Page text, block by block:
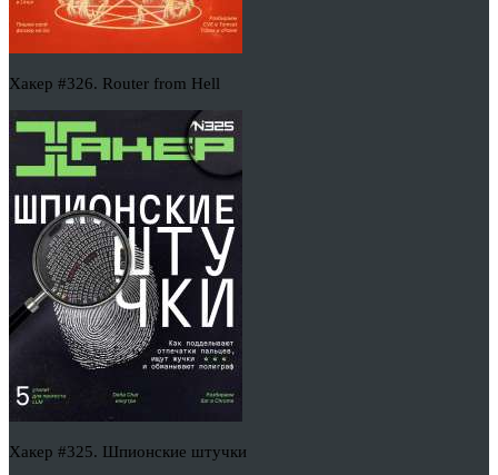
Хакер #326. Router from Hell
Хакер #325. Шпионские штучки